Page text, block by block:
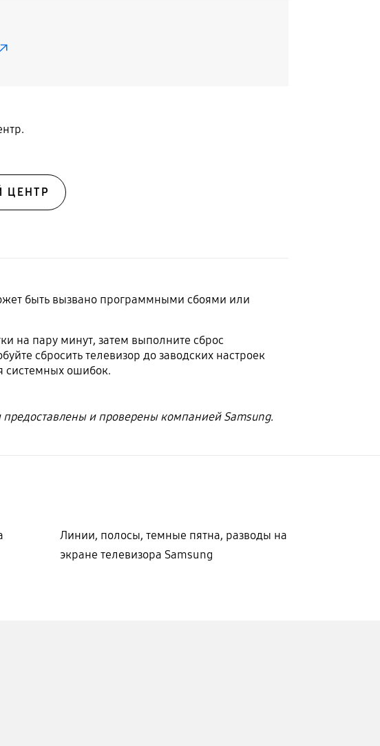
ЦЕНТР
быть вызвано программными сбоями или
на пару минут, затем выполните сброс
сбросить телевизор до заводских настроек
системных ошибок.
и проверены компанией Samsung.
Линии, полосы, темные пятна, разводы на
экране телевизора Samsung